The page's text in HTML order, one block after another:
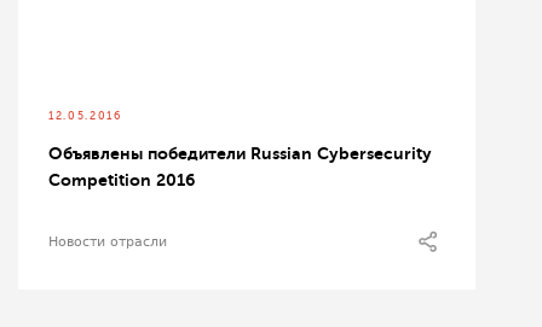
12.05.2016
Объявлены победители Russian Cybersecurity
Competition 2016
Новости отрасли